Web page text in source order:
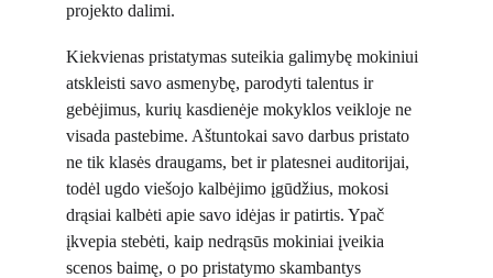
projekto dalimi.
Kiekvienas pristatymas suteikia galimybę mokiniui
atskleisti savo asmenybę, parodyti talentus ir
gebėjimus, kurių kasdienėje mokyklos veikloje ne
visada pastebime. Aštuntokai savo darbus pristato
ne tik klasės draugams, bet ir platesnei auditorijai,
todėl ugdo viešojo kalbėjimo įgūdžius, mokosi
drąsiai kalbėti apie savo idėjas ir patirtis. Ypač
įkvepia stebėti, kaip nedrąsūs mokiniai įveikia
scenos baimę, o po pristatymo skambantys